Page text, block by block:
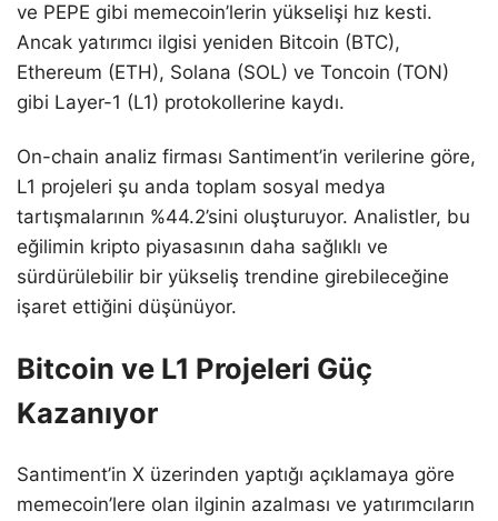
ve PEPE gibi memecoin’lerin yükselişi hız kesti.
Ancak yatırımcı ilgisi yeniden Bitcoin (BTC),
Ethereum (ETH), Solana (SOL) ve Toncoin (TON)
gibi Layer-1 (L1) protokollerine kaydı.
On-chain analiz firması Santiment’in verilerine göre,
L1 projeleri şu anda toplam sosyal medya
tartışmalarının %44.2’sini oluşturuyor. Analistler, bu
eğilimin kripto piyasasının daha sağlıklı ve
sürdürülebilir bir yükseliş trendine girebileceğine
işaret ettiğini düşünüyor.
Bitcoin ve L1 Projeleri Güç
Kazanıyor
Santiment’in X üzerinden yaptığı açıklamaya göre
memecoin’lere olan ilginin azalması ve yatırımcıların